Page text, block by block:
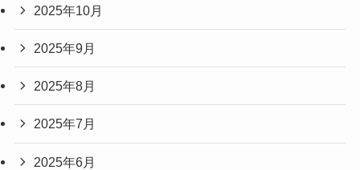
2025年10月
2025年9月
2025年8月
2025年7月
2025年6月